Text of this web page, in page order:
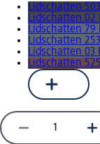
Lidschatten
Lidschatten
Lidschatten 79
Lidschatten
Lidschatten 03
Lidschatten